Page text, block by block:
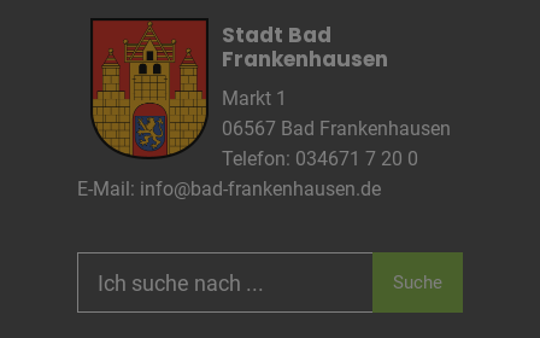
Stadt Bad
Frankenhausen
Markt 1
06567 Bad Frankenhausen
Telefon: 034671 7 20 0
E-Mail: info@bad-frankenhausen.de
for:
Suche
Anbieter
wetter2.com
Cookie Name
Cookie Laufzeit
Name
Cookies die eventuell bei der Verwendung
Zweck
Marketing/Tracking